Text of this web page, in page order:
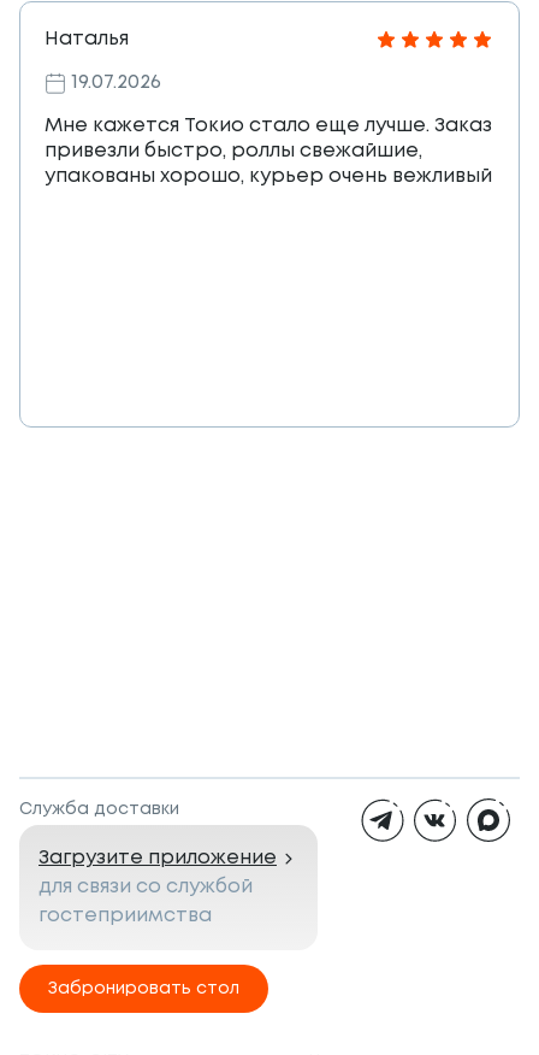
Наталья
19.07.2026
Мне кажется Токио стало еще лучше. Заказ
привезли быстро, роллы свежайшие,
упакованы хорошо, курьер очень вежливый
Служба доставки
Загрузите приложение
для связи со службой
гостеприимства
Забронировать стол